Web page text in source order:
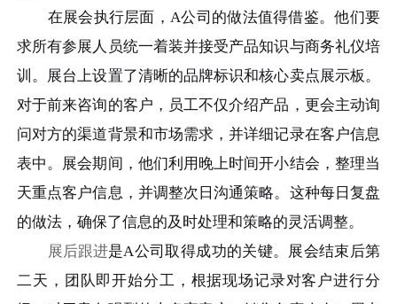
在展会执行层面，A公司的做法值得借鉴。他们要
求所有参展人员统一着装并接受产品知识与商务礼仪培
训。展台上设置了清晰的品牌标识和核心卖点展示板。
对于前来咨询的客户，员工不仅介绍产品，更会主动询
问对方的渠道背景和市场需求，并详细记录在客户信息
表中。展会期间，他们利用晚上时间开小结会，整理当
天重点客户信息，并调整次日沟通策略。这种每日复盘
的做法，确保了信息的及时处理和策略的灵活调整。
展后跟进是A公司取得成功的关键。展会结束后第
二天，团队即开始分工，根据现场记录对客户进行分